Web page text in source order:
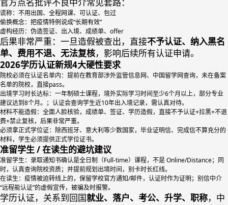
谎称：不用出国、全程网课、可认证、包过
偷换概念：把疫情特例说成“长期有效”
虚构经历：伪造签证、出入境、成绩单、offer
后果非常严重：一旦造假被查出，直接不予认证、纳入黑名
单、费用不退、无法复核，影响后续所有认证申请。
2026学历认证新规4大硬性要求
院校必须在认证名单内：提前在教育部涉外监管信息网、中国留学网查询，未在备案
名单的院校，直接pass。
出境学习时长达标：一年制硕士课程，境外实际学习时间至少6个月以上，部分专业
建议达到8个月。；认证会查询学生近10年出入境记录，需认真对待。
材料不能造假：全面人脸核验，成绩单、签证、学历造假，直接不予认证+拉黑+不退
费+禁止复核，后果非常严重。
必须拿正式学位证：除西班牙、意大利等少数国家，毕业证明信、完成信不算充分的
材料，学生必须提供正式学位证书。
准留学生 / 在读生的避坑建议
准留学生：录取通知书确认是全日制（Full-time）课程，不是 Online/Distance；同
时，认真查询院校资质；并提前规划出境时间，别卡时长红线。
在读生：疫情被迫转线上的，保留学校官方通知/邮件，认证时作为证明；别信中介
“远程能认证”的虚假宣传，被骗及时报警。
学历认证，关系到回国就业、落户、考公、升学、职称，中